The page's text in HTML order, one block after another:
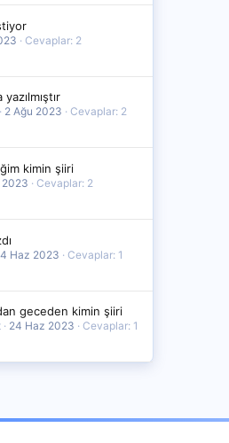
Cevaplar: 2
2 Ağu 2023
Cevaplar: 2
kimin şiiri
2023
Cevaplar: 2
Haz 2023
Cevaplar: 1
geceden kimin şiiri
24 Haz 2023
Cevaplar: 1